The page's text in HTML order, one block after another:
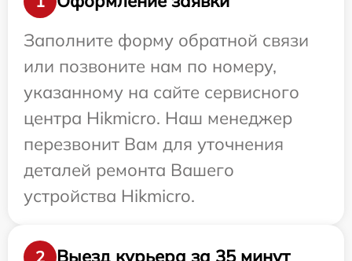
Заполните форму обратной связи
или позвоните нам по номеру,
указанному на сайте сервисного
центра Hikmicro. Наш менеджер
перезвонит Вам для уточнения
деталей ремонта Вашего
устройства Hikmicro.
2
Выезд курьера за 35 минут